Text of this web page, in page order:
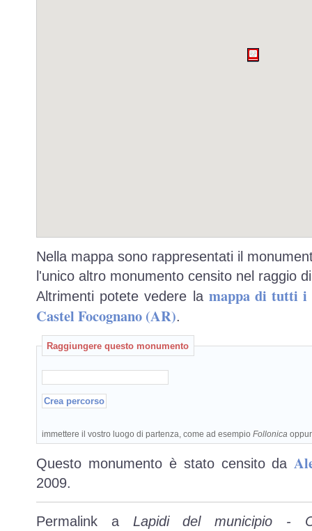
Nella mappa sono rappresentati il
l'unico altro monumento censito nel raggio
Altrimenti potete vedere la mappa di tutti i
Castel Focognano (AR).
Raggiungere questo monumento
immettere il vostro luogo di partenza, come ad esempio Follonica
Questo monumento è stato censito da
2009.
Permalink a Lapidi del municipio -